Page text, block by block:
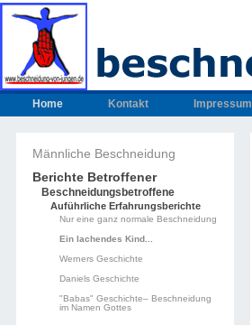
Home Kontakt Impressum
Männliche Beschneidung
Berichte Betroffener
Beschneidungsbetroffene
Auführliche Erfahrungsberichte
Nur eine ganz normale Beschneidung
Ein lachendes Kind...
Werners Geschichte
Daniels Geschichte
"Babas" Geschichte– Beschneidung
im Namen Gottes